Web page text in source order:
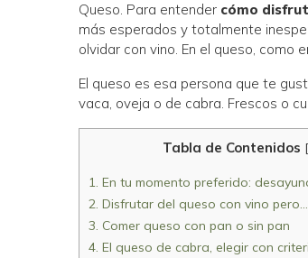
Queso. Para entender cómo
más esperados y totalmente
olvidar con vino. En el queso,
El queso es esa persona que te
vaca, oveja o de cabra. Frescos o
Tabla de Contenidos
1. En tu momento preferido:
2. Disfrutar del queso con vino
3. Comer queso con pan o sin pan
4. El queso de cabra, elegir con